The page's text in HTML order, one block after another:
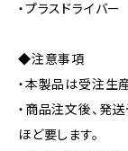
・プラスドライバー
◆注意事項
・本製品は受注生
・商品注文後、発
ほど要します。